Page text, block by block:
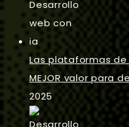
Las plataformas de
MEJOR valor para
2025